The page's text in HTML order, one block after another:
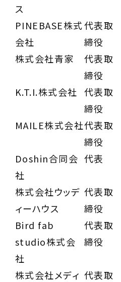
ス
PINEBASE株式
会社
代表取
締役
株式会社青家
代表取
締役
K.T.I.株式会社
代表取
締役
MAILE株式会社代表取
締役
Doshin合同会
社
代表
株式会社ウッデ
ィーハウス
代表取
締役
Bird fab
studio株式会
社
代表取
締役
株式会社メディ 代表取